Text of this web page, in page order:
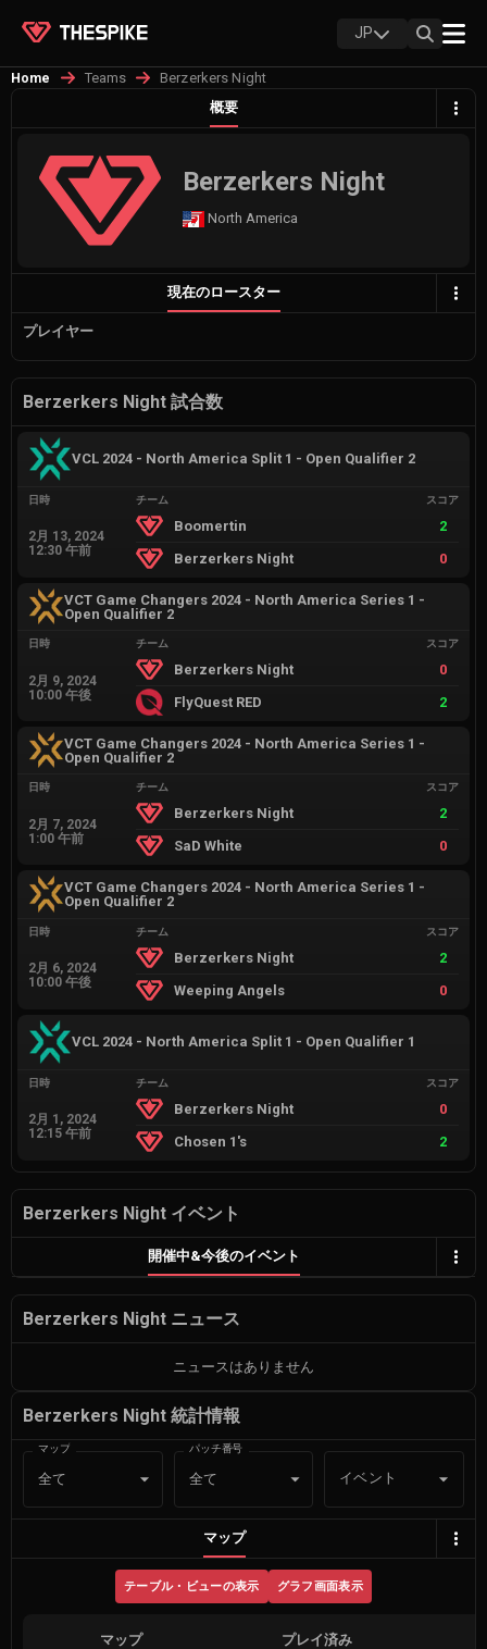
JP
Home Teams
Berzerkers Night
概要
Berzerkers Night
North America
現在のロースター
プレイヤー
Berzerkers Night 試合数
VCL 2024 - North America Split 1 - Open Qualifier 2
日時
2月 13, 2024
12:30 午前
チーム スコア
Boomertin
2
Berzerkers Night
0
VCT Game Changers 2024 - North America Series 1 -
Open Qualifier 2
日時
2月 9, 2024
10:00 午後
チーム スコア
Berzerkers Night
0
FlyQuest RED
2
VCT Game Changers 2024 - North America Series 1 -
Open Qualifier 2
日時
2月 7, 2024
1:00 午前
チーム スコア
Berzerkers Night
2
SaD White
0
VCT Game Changers 2024 - North America Series 1 -
Open Qualifier 2
日時
2月 6, 2024
10:00 午後
チーム スコア
Berzerkers Night
2
Weeping Angels
0
VCL 2024 - North America Split 1 - Open Qualifier 1
日時
2月 1, 2024
12:15 午前
チーム スコア
Berzerkers Night
0
Chosen 1's
2
Berzerkers Night イベント
開催中&今後のイベント
Berzerkers Night ニュース
ニュースはありません
Berzerkers Night 統計情報
マップ
全て
パッチ番号
全て イベント
マップ
テーブル・ビューの表示 グラフ画面表示
マップ プレイ済み